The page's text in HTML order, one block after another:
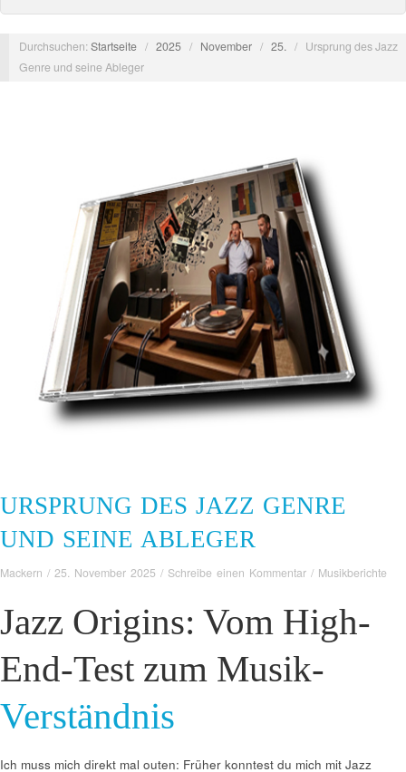
Durchsuchen:Startseite / 2025 / November / 25. / Ursprung des Jazz
Genre und seine Ableger
URSPRUNG DES JAZZ GENRE
UND SEINE ABLEGER
Mackern / 25. November 2025 / Schreibe einen Kommentar / Musikberichte
Jazz Origins: Vom High-
End-Test zum Musik-
Verständnis
Ich muss mich direkt mal outen: Früher konntest du mich mit Jazz